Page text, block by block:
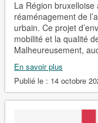
La Région
réaménagement de
urbain. Ce projet
mobilité et la qualité
Malheureusement,
En savoir plus
Publié le : 14 octobre